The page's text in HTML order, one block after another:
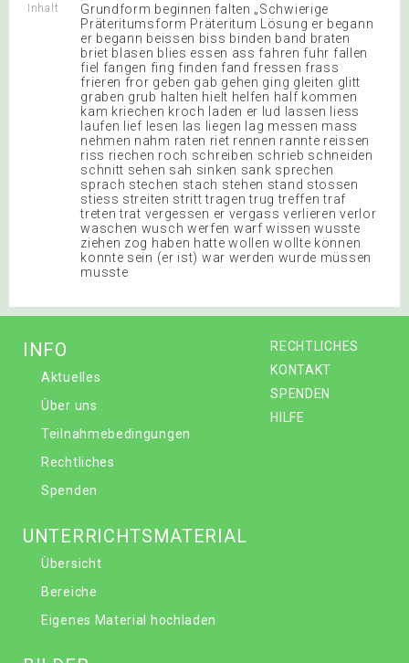
Inhalt
Grundform beginnen falten „Schwierige
Präteritumsform Präteritum Lösung er begann
er begann beissen biss binden band braten
briet blasen blies essen ass fahren fuhr fallen
fiel fangen fing finden fand fressen frass
frieren fror geben gab gehen ging gleiten glitt
graben grub halten hielt helfen half kommen
kam kriechen kroch laden er lud lassen liess
laufen lief lesen las liegen lag messen mass
nehmen nahm raten riet rennen rannte reissen
riss riechen roch schreiben schrieb schneiden
schnitt sehen sah sinken sank sprechen
sprach stechen stach stehen stand stossen
stiess streiten stritt tragen trug treffen traf
treten trat vergessen er vergass verlieren verlor
waschen wusch werfen warf wissen wusste
ziehen zog haben hatte wollen wollte können
konnte sein (er ist) war werden wurde müssen
musste
RECHTLICHES
KONTAKT
SPENDEN
HILFE
INFO
Aktuelles
Über uns
Teilnahmebedingungen
Rechtliches
Spenden
UNTERRICHTSMATERIAL
Übersicht
Bereiche
Eigenes Material hochladen